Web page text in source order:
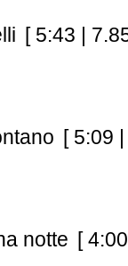
[ 5:43 |
[ 5:09
notte [